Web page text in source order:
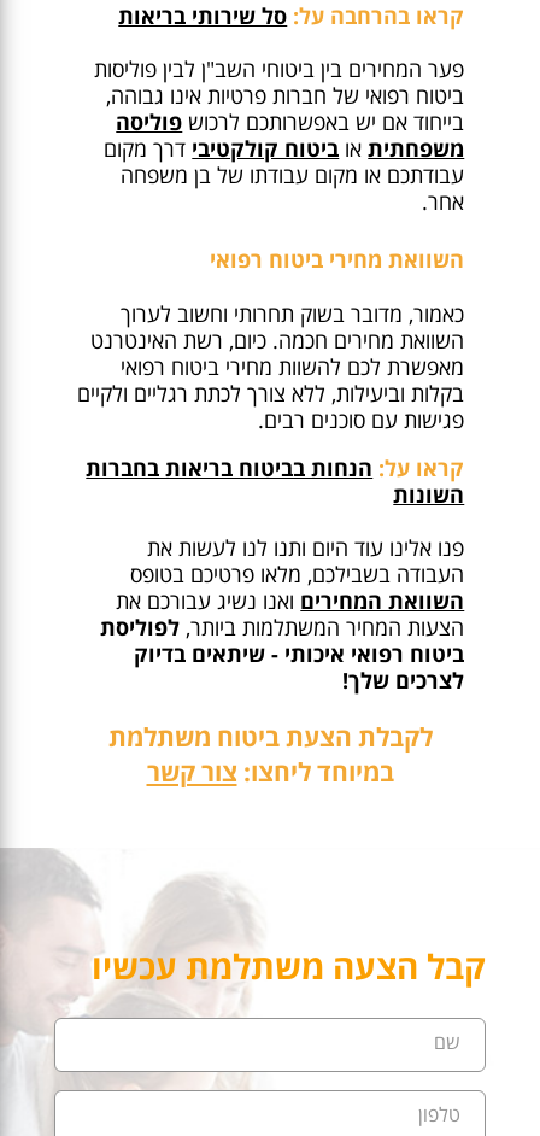
קראו בהרחבה על: סל שירותי בריאות
פער המחירים בין ביטוחי השב"ן לבין פוליסות
ביטוח רפואי של חברות פרטיות אינו גבוהה,
בייחוד אם יש באפשרותכם לרכוש פוליסה
משפחתיתאו ביטוח קולקטיבי דרך מקום
עבודתכם או מקום עבודתו של בן משפחה
אחר.
השוואת מחירי ביטוח רפואי
כאמור, מדובר בשוק תחרותי וחשוב לערוך
השוואת מחירים חכמה. כיום, רשת האינטרנט
מאפשרת לכם להשוות מחירי ביטוח רפואי
בקלות וביעילות, ללא צורך לכתת רגליים ולקיים
פגישות עם סוכנים רבים.
קראו על: הנחות בביטוח בריאות בחברות
השונות
פנו אלינו עוד היום ותנו לנו לעשות את
העבודה בשבילכם, מלאו פרטיכם בטופס
השוואת המחירים ואנו נשיג עבורכם את
הצעות המחיר המשתלמות ביותר, לפוליסת
ביטוח רפואי איכותי - שיתאים בדיוק
לצרכים שלך!
לקבלת הצעת ביטוח משתלמת
במיוחד ליחצו: צור קשר
קבל הצעה משתלמת עכשיו
שם
טלפון